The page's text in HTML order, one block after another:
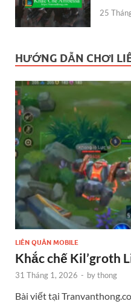
25
HƯỚNG DẪN CHƠI
LIÊN QUÂN MOBILE
Khắc chế Kil’groth
31 Tháng 1, 2026 - bythong
Bài viết tại